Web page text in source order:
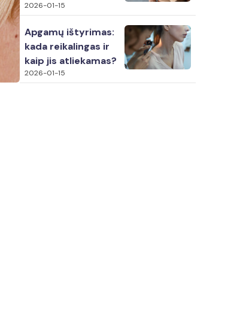
2026-01-15
Apgamų ištyrimas:
kada reikalingas ir
kaip jis atliekamas?
2026-01-15